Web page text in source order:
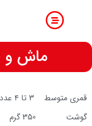
ماش و
قمری متوسط 3 تا ۴ عدد
گوشت 350 گرم